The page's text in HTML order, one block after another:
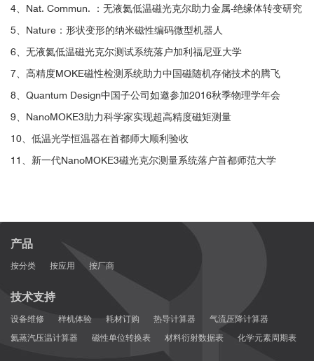
https://qd-china.com/zh/news/detail/2201081773131
■ Nature：形状变形的纳米磁性编码微型机器
人研究
4、Nat. Commun. ：无液氦低温磁光克尔助力金属-绝缘体转变研究
5、Nature：形状变形的纳米磁性编码微型机器人
6、无液氦低温磁光克尔测试系统落户加利福尼亚大学
7、高精度MOKE磁性检测系统助力中国磁随机存储技术的腾飞
8、Quantum Design中国子公司如邀参加2016秋季物理学年会
9、NanoMOKE3助力科学家实现超高精度磁矩测量
10、低温光学恒温器在首都师大顺利验收
11、新一代NanoMOKE3磁光克尔测量系统落户首都师范大学
产品
按分类 按应用 按厂商
技术支持
设备维修 样机体验 耗材订购 热导计算器
气流压降计算器
氦蒸汽压温计算器
磁性单位转换表 材料衍射数据表 化学元素周期表